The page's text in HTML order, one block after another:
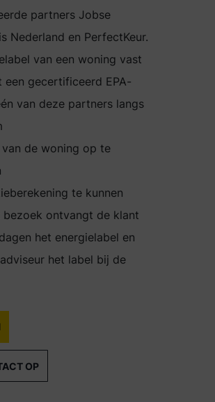
partners Jobse
Nederland en PerfectKeur.
van een woning vast
een gecertificeerd EPA-
van deze partners langs
de woning op te
te kunnen
bezoek ontvangt de klant
het energielabel en
het label bij de
OP